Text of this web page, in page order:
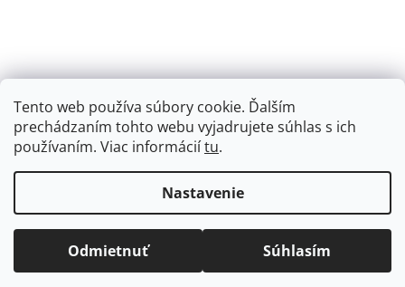
Tento web používa súbory cookie. Ďalším
prechádzaním tohto webu vyjadrujete súhlas s ich
používaním. Viac informáciítu.
Nastavenie
Odmietnuť Súhlasím
Vytvoril Shoptet&Jakub Grác
Copyright 2026BAJKSHOP . Všetky práva vyhradené.